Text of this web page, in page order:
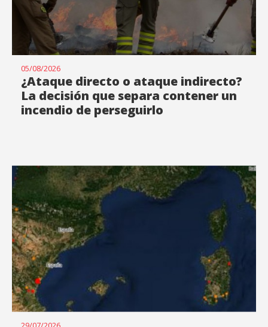
05/08/2026
¿Ataque directo o ataque indirecto?
La decisión que separa contener un
incendio de perseguirlo